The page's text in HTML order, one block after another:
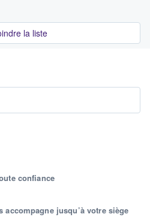
la liste
confiance
accompagne jusqu’à votre siège